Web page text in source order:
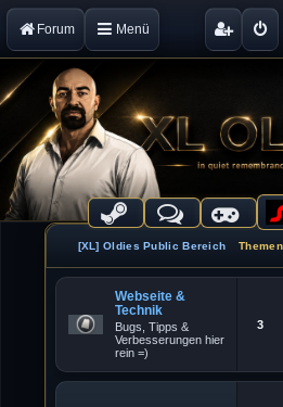
Forum Menü
[XL] Oldies Public Bereich Themen
Webseite &
Technik
Bugs, Tipps &
Verbesserungen hier
rein =)
3